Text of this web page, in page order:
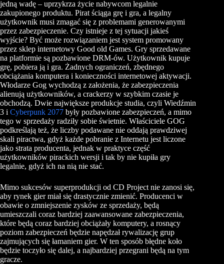
jedną wadę – uprzykrza życie nabywcom legalnie
zakupionego produktu. Pirat ściąga grę i gra, a legalny
użytkownik musi zmagać się z problemami generowanymi
przez zabezpieczenie. Czy istnieje z tej sytuacji jakieś
wyjście? Być może rozwiązaniem jest system promowany
przez sklep internetowy Good old Games. Gry sprzedawane
na platformie są pozbawione DRM-ów. Użytkownik kupuje
grę, pobiera ją i gra. Żadnych ograniczeń, zbędnego
obciążania komputera i konieczności internetowej aktywacji.
Włodarze Gog wychodzą z założenia, że zabezpieczenia
alienują użytkowników, a crackerzy w szybkim czasie je
obchodzą. Dwie największe produkcje studia, czyli Wiedźmin
3 i Cyberpunk 2077 były pozbawione zabezpieczeń, a mimo
tego w sprzedaży radziły sobie świetnie. Właściciele GOG
podkreślają też, że liczby podawane nie oddają prawdziwej
skali piractwa, gdyż każde pobranie z Internetu jest liczone
jako strata producenta, jednak w praktyce część
użytkowników pirackich wersji i tak by nie kupiła gry
legalnie, gdyż ich na nią nie stać.
Mimo sukcesów superprodukcji od CD Project nie zanosi się,
aby rynek gier miał się drastycznie zmienić. Producenci w
obawie o zmniejszenie zysków ze sprzedaży, będą
umieszczali coraz bardziej zaawansowane zabezpieczenia,
które będą coraz bardziej obciążały komputery, a rosnący
poziom zabezpieczeń będzie napędzał rywalizację grup
zajmujących się łamaniem gier. W ten sposób błędne koło
będzie toczyło się dalej, a najbardziej przegrani będą na tym
gracze.